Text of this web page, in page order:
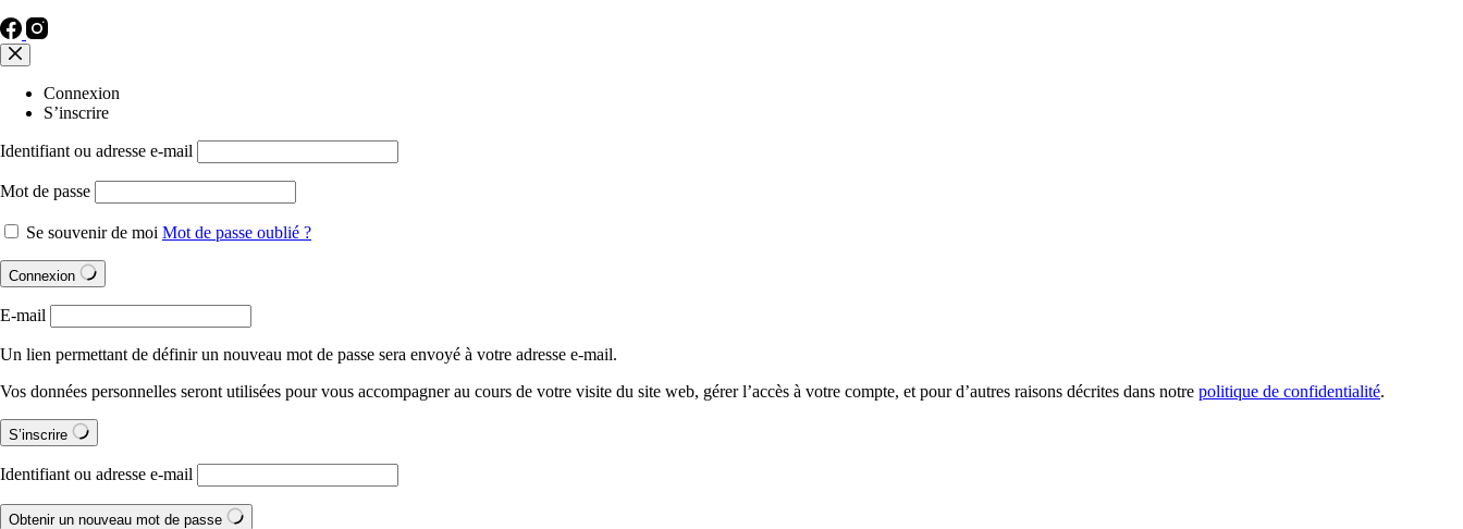
Connexion
S’inscrire
Identifiant ou adresse e-mail
Mot de passe
Se souvenir de moi Mot de passe oublié ?
Connexion
E-mail
Un lien permettant de définir un nouveau mot de passe sera envoyé à votre adresse e-mail.
Vos données personnelles seront utilisées pour vous accompagner au cours de votre visite du site web, gérer l’accès à votre compte, et pour d’autres raisons décrites dans notre politique de confidentialité.
S’inscrire
Identifiant ou adresse e-mail
Obtenir un nouveau mot de passe